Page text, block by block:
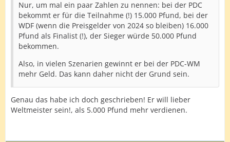
Nur, um mal ein paar Zahlen zu nennen: bei der PDC
bekommt er für die Teilnahme (!) 15.000 Pfund, bei der
WDF (wenn die Preisgelder von 2024 so bleiben) 16.000
Pfund als Finalist (!), der Sieger würde 50.000 Pfund
bekommen.
Also, in vielen Szenarien gewinnt er bei der PDC-WM
mehr Geld. Das kann daher nicht der Grund sein.
Genau das habe ich doch geschrieben! Er will lieber
Weltmeister sein!, als 5.000 Pfund mehr verdienen.